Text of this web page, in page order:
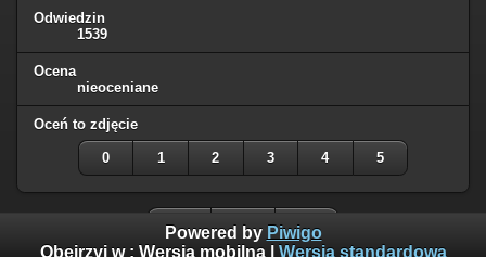
Odwiedzin
1539
Ocena
nieoceniane
Oceń to zdjęcie
0 1 2 3 4 5
Powered by Piwigo
Obejrzyj w : Wersja mobilna| Wersja standardowa